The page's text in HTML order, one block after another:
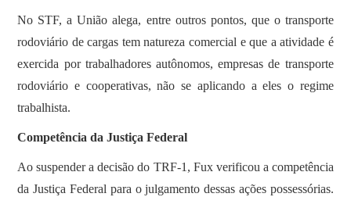
No STF, a União alega, entre outros pontos, que o transporte
rodoviário de cargas tem natureza comercial e que a atividade é
exercida por trabalhadores autônomos, empresas de transporte
rodoviário e cooperativas, não se aplicando a eles o regime
trabalhista.
Competência da Justiça Federal
Ao suspender a decisão do TRF-1, Fux verificou a competência
da Justiça Federal para o julgamento dessas ações possessórias.